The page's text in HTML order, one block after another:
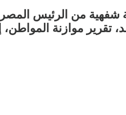
شفهية من الرئيس
تقرير موازنة المواطن،